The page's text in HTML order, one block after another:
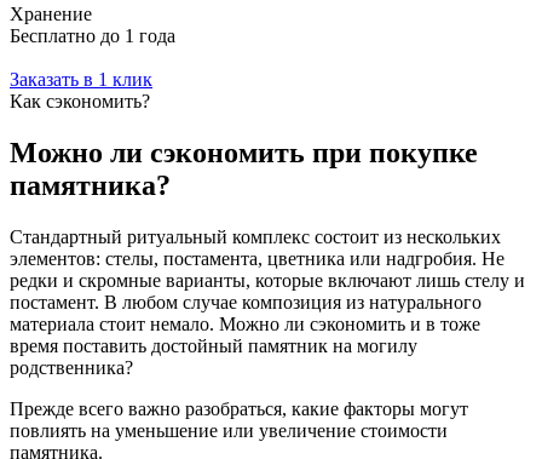
Хранение
Бесплатно до 1 года
Заказать в 1 клик
Как сэкономить?
Можно ли сэкономить при покупке
памятника?
Стандартный ритуальный комплекс состоит из нескольких
элементов: стелы, постамента, цветника или надгробия. Не
редки и скромные варианты, которые включают лишь стелу и
постамент. В любом случае композиция из натурального
материала стоит немало. Можно ли сэкономить и в тоже
время поставить достойный памятник на могилу
родственника?
Прежде всего важно разобраться, какие факторы могут
повлиять на уменьшение или увеличение стоимости
памятника.